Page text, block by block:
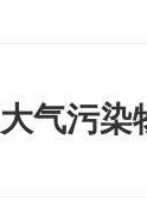
气污染